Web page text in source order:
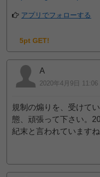
アプリでフォローする
5pt GET!
A
2020年4月9日 11:06
規制の煽りを、受けて
態、頑張って下さい。
紀末と言われていますね